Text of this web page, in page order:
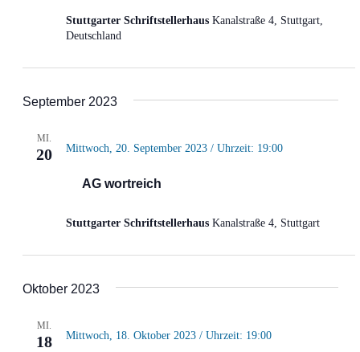
Stuttgarter Schriftstellerhaus Kanalstraße 4, Stuttgart,
Deutschland
September 2023
MI.
20
AG wortreich
Mittwoch, 20. September 2023 / Uhrzeit: 19:00
Stuttgarter Schriftstellerhaus Kanalstraße 4, Stuttgart
Oktober 2023
MI.
18 Mittwoch, 18. Oktober 2023 / Uhrzeit: 19:00